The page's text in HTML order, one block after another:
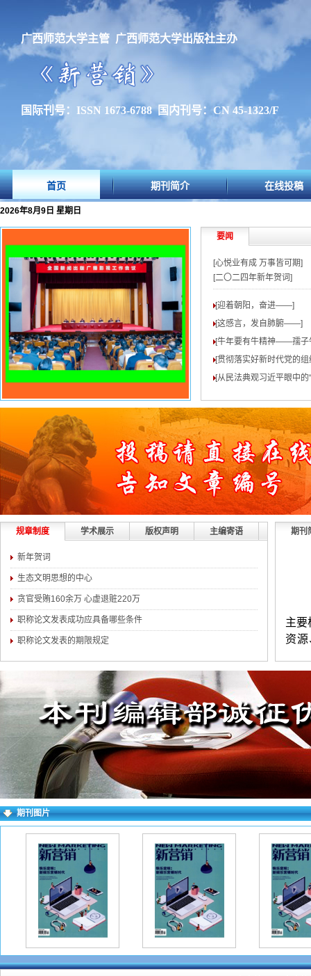
广西师范大学主管 广西师范大学出版社主办
国际刊号：ISSN 1673-6788 国内刊号：CN 45-1323/F
首页 期刊简介 在线投稿
2026年8月9日 星期日
要闻
[心悦业有成 万事皆可期]
[二〇二四年新年贺词]
[迎着朝阳，奋进——]
[这感言，发自肺腑——]
[牛年要有牛精神——孺子
[贯彻落实好新时代党的组
[从民法典观习近平眼中的
规章制度 学术展示 版权声明 主编寄语
新年贺词
生态文明思想的中心
贪官受贿160余万 心虚退赃220万
职称论文发表成功应具备哪些条件
职称论文发表的期限规定
期刊
主要
资
练，
为宜
证无
进行
右上
失败
期刊图片